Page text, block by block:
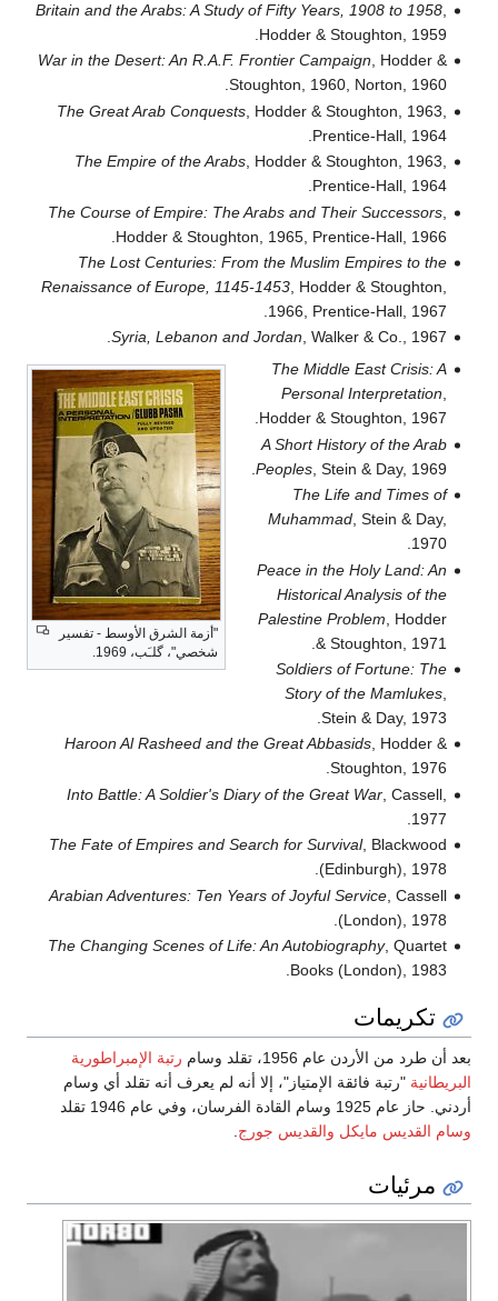
Britain and the Arabs: A Study of Fifty
Hodder
War in the Desert: An R.A.F. Frontier
Stoughton,
The Great Arab Conquests, Hodder
The Empire of the Arabs, Hodder
The Course of Empire: The Arabs
Hodder & Stoughton, 1965,
The Lost Centuries: From the
Renaissance of Europe, 1145-1453
Syria, Lebanon and Jordan
شخصي"، گلـَب، 1969.
The
Hodder
A
Peoples
Peace
Haroon Al Rasheed and the Great
Into Battle: A Soldier's Diary of the
The Fate of Empires and Search for
Arabian Adventures: Ten Years of
The Changing Scenes of Life: An
رتبة الإمبراطورية
إلا أنه لم يعرف أنه تقلد أي وسام
جورج.